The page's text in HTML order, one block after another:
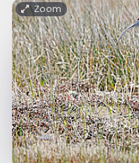
Zoom